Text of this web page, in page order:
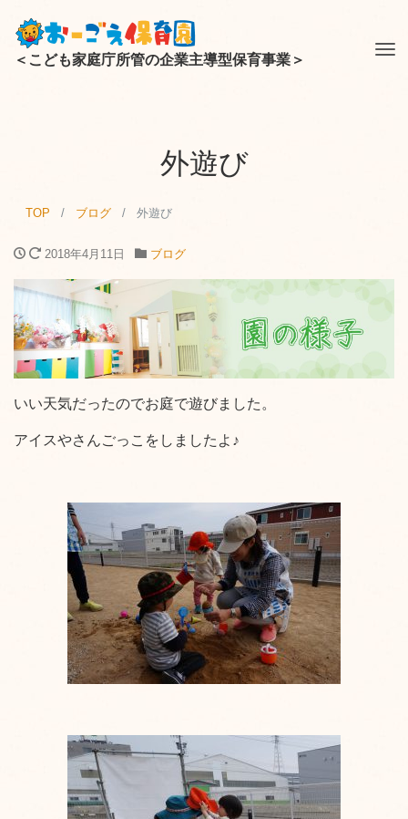
＜こども家庭庁所管の企業主導型保育事業＞
外遊び
TOP ブログ 外遊び
2018年4月11日 ブログ
いい天気だったのでお庭で遊びました。
アイスやさんごっこをしましたよ♪